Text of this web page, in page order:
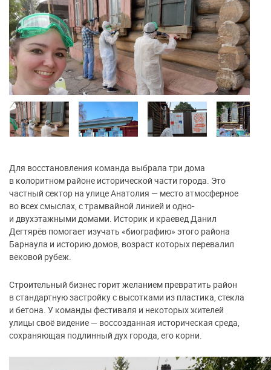
Для восстановления команда выбрала три дома
в колоритном районе исторической части города. Это
частный сектор на улице Анатолия — место атмосферное
во всех смыслах, с трамвайной линией и одно-
и двухэтажными домами. Историк и краевед Данил
Дегтярёв помогает изучать «биографию» этого района
Барнаула и историю домов, возраст которых перевалил
вековой рубеж.
Строительный бизнес горит желанием превратить район
в стандартную застройку с высотками из пластика, стекла
и бетона. У команды фестиваля и некоторых жителей
улицы своё видение — воссозданная историческая среда,
сохраняющая подлинный дух города, его корни.